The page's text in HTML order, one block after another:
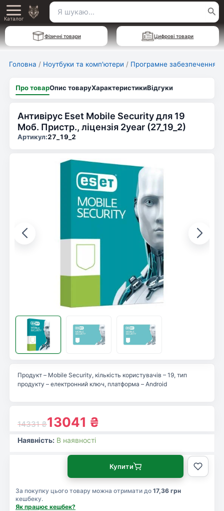
Перейти
до
вмісту
Main
Menu
Каталог
Пошук
для:
Фізичні товари Цифрові товари
Головна / Ноутбуки та комп'ютери / Програмне забезпечення
Про товарОпис товаруХарактеристикиВідгуки
Антивірус Eset Mobile Security для 19
Моб. Пристр., ліцензія 2year (27_19_2)
Артикул:27_19_2
14331₴13041 ₴
Продукт – Mobile Security, кількість користувачів – 19, тип
продукту – електронний ключ, платформа – Android
Наявність: В наявності
За покупку цього товару можна отримати до 17,36 грн
кешбеку.
Як працює кешбек?
Купити